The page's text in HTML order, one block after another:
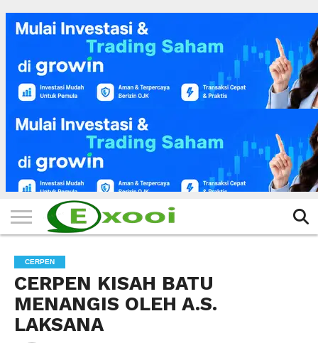
FILTER
BERITA
BIODATA
CERITA
CERPEN
EKSKLUSIF
FOTO
VIDEO
TIPS
MORE
CERPEN
CERPEN KISAH BATU
MENANGIS OLEH A.S.
LAKSANA